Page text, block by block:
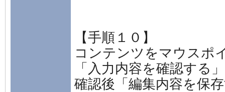
【手順１０】
コンテンツをマウスポ
「入力内容を確認する
確認後「編集内容を保